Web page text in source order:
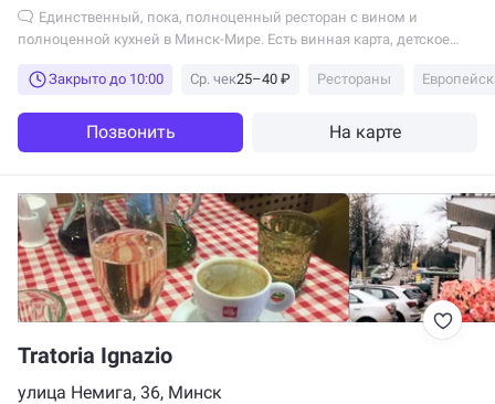
полноценной кухней в Минск-Мире. Есть винная карта, детское
Закрыто до 10:00
Ср. чек25–40 ₽ Рестораны
Позвонить На карте
Tratoria Ignazio
улица Немига, 36, Минск